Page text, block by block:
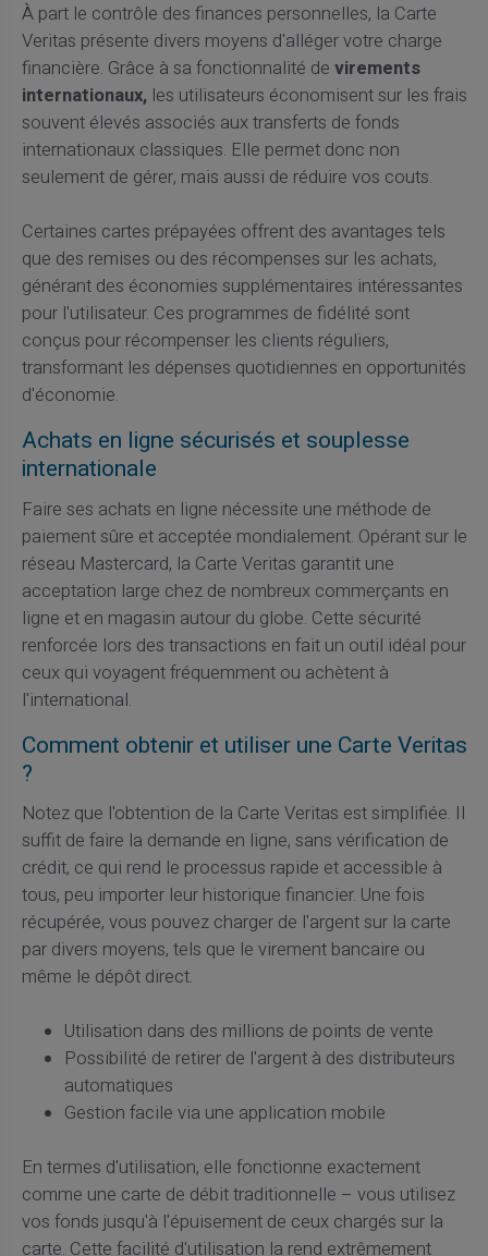
À part le contrôle des finances personnelles, la Carte
Veritas présente divers moyens d'alléger votre charge
financière. Grâce à sa fonctionnalité de virements
internationaux,les utilisateurs économisent sur les frais
souvent élevés associés aux transferts de fonds
internationaux classiques. Elle permet donc non
seulement de gérer, mais aussi de réduire vos couts.
Certaines cartes prépayées offrent des avantages tels
que des remises ou des récompenses sur les achats,
générant des économies supplémentaires intéressantes
pour l'utilisateur. Ces programmes de fidélité sont
conçus pour récompenser les clients réguliers,
transformant les dépenses quotidiennes en opportunités
d'économie.
Achats en ligne sécurisés et souplesse
internationale
Faire ses achats en ligne nécessite une méthode de
paiement sûre et acceptée mondialement. Opérant sur le
réseau Mastercard, la Carte Veritas garantit une
acceptation large chez de nombreux commerçants en
ligne et en magasin autour du globe. Cette sécurité
renforcée lors des transactions en fait un outil idéal pour
ceux qui voyagent fréquemment ou achètent à
l'international.
Comment obtenir et utiliser une Carte Veritas
?
Notez que l'obtention de la Carte Veritas est simplifiée. Il
suffit de faire la demande en ligne, sans vérification de
crédit, ce qui rend le processus rapide et accessible à
tous, peu importer leur historique financier. Une fois
récupérée, vous pouvez charger de l'argent sur la carte
par divers moyens, tels que le virement bancaire ou
même le dépôt direct.
Utilisation dans des millions de points de vente
Possibilité de retirer de l'argent à des distributeurs
automatiques
Gestion facile via une application mobile
En termes d'utilisation, elle fonctionne exactement
comme une carte de débit traditionnelle – vous utilisez
vos fonds jusqu'à l'épuisement de ceux chargés sur la
carte. Cette facilité d'utilisation la rend extrêmement